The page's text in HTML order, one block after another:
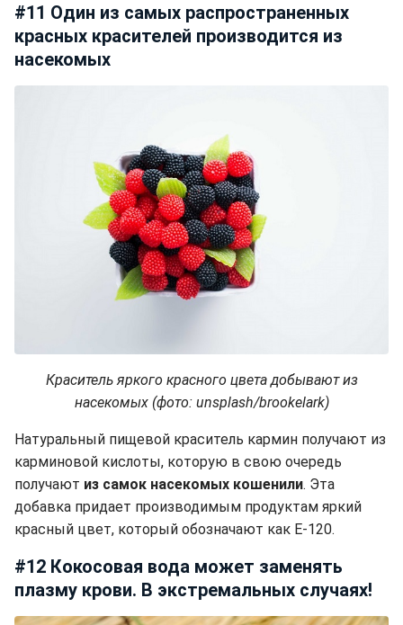
#11 Один из самых распространенных
красных красителей производится из
насекомых
Краситель яркого красного цвета добывают из
насекомых (фото: unsplash/brookelark)
Натуральный пищевой краситель кармин получают из
карминовой кислоты, которую в свою очередь
получают из самок насекомых кошенили. Эта
добавка придает производимым продуктам яркий
красный цвет, который обозначают как Е-120.
#12 Кокосовая вода может заменять
плазму крови. В экстремальных случаях!